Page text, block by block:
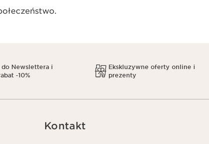
do Newslettera i
-10%
Ekskluzywne oferty online i
prezenty
Kontakt